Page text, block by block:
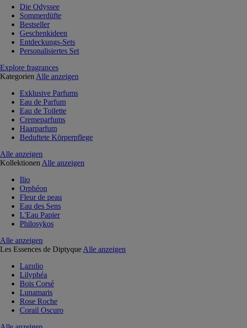
Die Odyssee
Sommerdüfte
Bestseller
Geschenkideen
Entdeckungs-Sets
Personalisiertes Set
Explore fragrances
Kategorien Alle anzeigen
Exklusive Parfums
Eau de Parfum
Eau de Toilette
Cremeparfums
Haarparfum
Beduftete Körperpflege
Alle anzeigen
Kollektionen Alle anzeigen
Ilio
Orphéon
Fleur de peau
Eau des Sens
L'Eau Papier
Philosykos
Alle anzeigen
Les Essences de Diptyque Alle anzeigen
Lazulio
Lilyphéa
Bois Corsé
Lunamaris
Rose Roche
Corail Oscuro